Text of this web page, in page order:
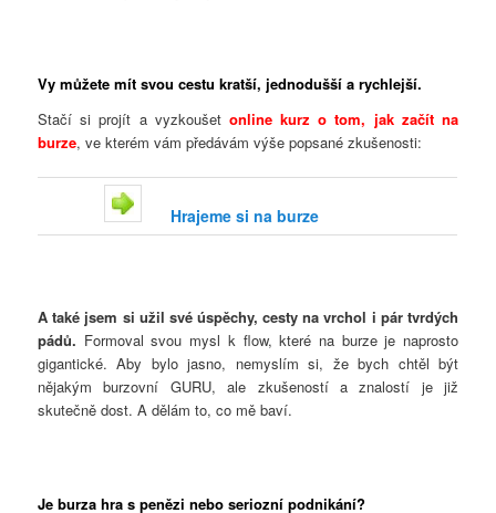
Vy můžete mít svou cestu kratší, jednodušší a rychlejší.
Stačí si projít a vyzkoušet online kurz o tom, jak začít na
burze, ve kterém vám předávám výše popsané zkušenosti:
Hrajeme si na burze
A také jsem si užil své úspěchy, cesty na vrchol i pár tvrdých
pádů. Formoval svou mysl k flow, které na burze je naprosto
gigantické. Aby bylo jasno, nemyslím si, že bych chtěl být
nějakým burzovní GURU, ale zkušeností a znalostí je již
skutečně dost. A dělám to, co mě baví.
Je burza hra s penězi nebo seriozní podnikání?